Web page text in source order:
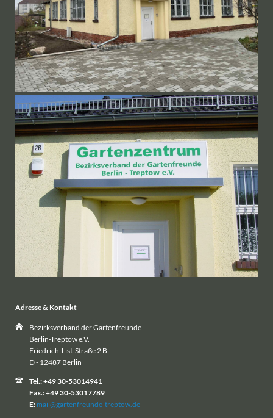
Adresse & Kontakt
Bezirksverband der Gartenfreunde
Berlin-Treptow e.V.
Friedrich-List-Straße 2 B
D - 12487 Berlin
Tel.: +49 30-53014941
Fax.: +49 30-53017789
E: mail@gartenfreunde-treptow.de